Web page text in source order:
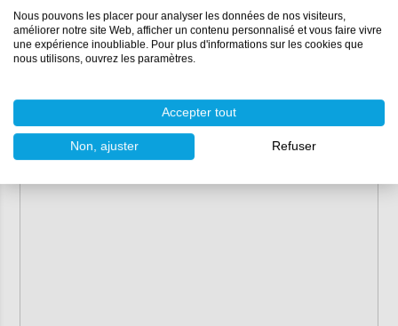
Nous pouvons les placer pour analyser les données de nos visiteurs,
améliorer notre site Web, afficher un contenu personnalisé et vous faire vivre
une expérience inoubliable. Pour plus d'informations sur les cookies que
nous utilisons, ouvrez les paramètres.
Accepter tout
Non, ajuster Refuser